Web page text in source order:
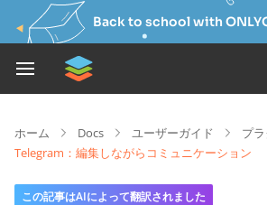
Back to school with
ホーム Docs ユーザーガイド プ
Telegram：編集しながらコミュニケーション
この記事はAIによって翻訳されました